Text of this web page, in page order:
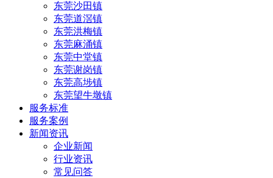
东莞沙田镇
东莞道滘镇
东莞洪梅镇
东莞麻涌镇
东莞中堂镇
东莞谢岗镇
东莞高埗镇
东莞望牛墩镇
服务标准
服务案例
新闻资讯
企业新闻
行业资讯
常见问答